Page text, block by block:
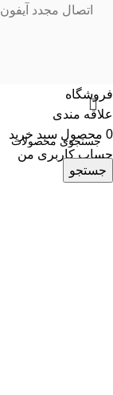
اتصال مجدد آیفون 14 به بعد
جستجو
فروشگاه
علاقه مندی
0 محصول سبد خرید
حساب کاربری من